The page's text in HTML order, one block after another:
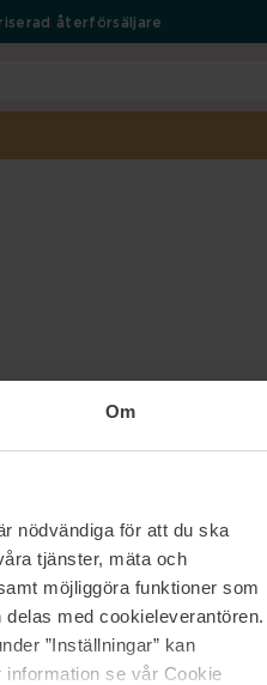
Om
nödvändiga för att du ska
tjänster, mäta och
möjliggöra funktioner som
med cookieleverantören.
”Inställningar” kan
se vår Cookie
återförsäljare
& svar
Nordicfeel SE
Nordicfeel FI
Nordicfeel NO